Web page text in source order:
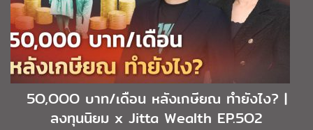
5O,OOO บาท/เดือน หลังเกษียณ ทำยังไง? |
ลงทุนนิยม x Jitta Wealth EP.5O2